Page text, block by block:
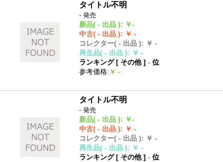
タイトル不明
- 発売
新品( - 出品 ): ￥-
中古( - 出品 ): ￥ -
コレクター( - 出品 ): ￥ -
再生品( - 出品 ): ￥ -
ランキング [ その他]- 位
参考価格: ￥ -
タイトル不明
- 発売
新品( - 出品 ): ￥-
中古( - 出品 ): ￥ -
コレクター( - 出品 ): ￥ -
再生品( - 出品 ): ￥ -
ランキング [ その他]- 位